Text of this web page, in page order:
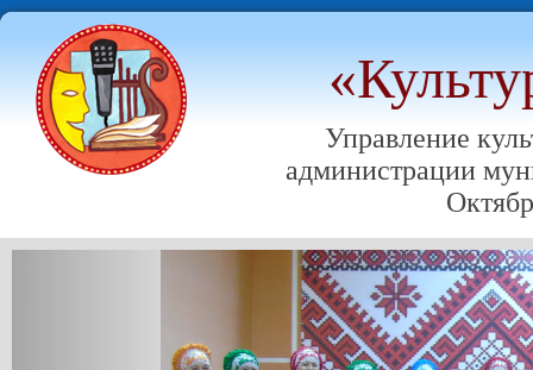
Управление
администрации